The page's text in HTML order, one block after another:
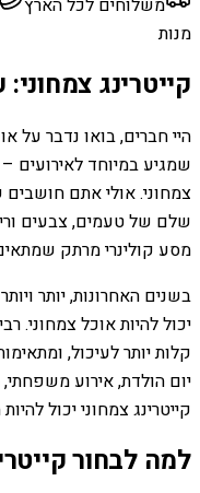
משלוחים לכל הארץ
מנות
קייטרינג
היי חברים, בואו נדבר על
שמגיע במיוחד לאירועים –
צמחוני. אולי אתם
שלם של טעמים, צבעים
מסע קולינרי מרתק
בשנים האחרונות, יותר
יכול להיות אוכל צמחוני.
קלות יותר לעיכול,
יום הולדת, אירוע
קייטרינג צמחוני יכול
למה לבחור